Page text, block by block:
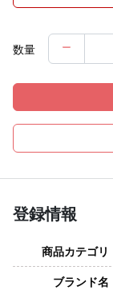
数量
登録情報
商品カテゴリ
ブランド名